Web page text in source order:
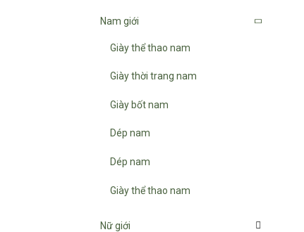
Nam giới
Giày thể thao nam
Giày thời trang nam
Giày bốt nam
Dép nam
Dép nam
Giày thể thao nam
Nữ giới